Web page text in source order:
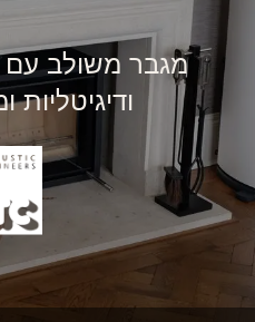
מגבר משולב עם
ודיגיטליות